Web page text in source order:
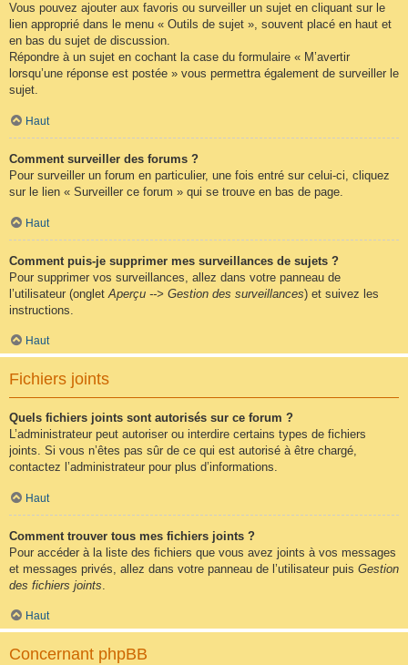
Vous pouvez ajouter aux favoris ou surveiller un sujet en cliquant sur le
lien approprié dans le menu « Outils de sujet », souvent placé en haut et
en bas du sujet de discussion.
Répondre à un sujet en cochant la case du formulaire « M’avertir
lorsqu’une réponse est postée » vous permettra également de surveiller le
sujet.
Haut
Comment surveiller des forums ?
Pour surveiller un forum en particulier, une fois entré sur celui-ci, cliquez
sur le lien « Surveiller ce forum » qui se trouve en bas de page.
Haut
Comment puis-je supprimer mes surveillances de sujets ?
Pour supprimer vos surveillances, allez dans votre panneau de
l’utilisateur (onglet Aperçu --> Gestion des surveillances) et suivez les
instructions.
Haut
Fichiers joints
Quels fichiers joints sont autorisés sur ce forum ?
L’administrateur peut autoriser ou interdire certains types de fichiers
joints. Si vous n’êtes pas sûr de ce qui est autorisé à être chargé,
contactez l’administrateur pour plus d’informations.
Haut
Comment trouver tous mes fichiers joints ?
Pour accéder à la liste des fichiers que vous avez joints à vos messages
et messages privés, allez dans votre panneau de l’utilisateur puis Gestion
des fichiers joints
Haut
Concernant phpBB